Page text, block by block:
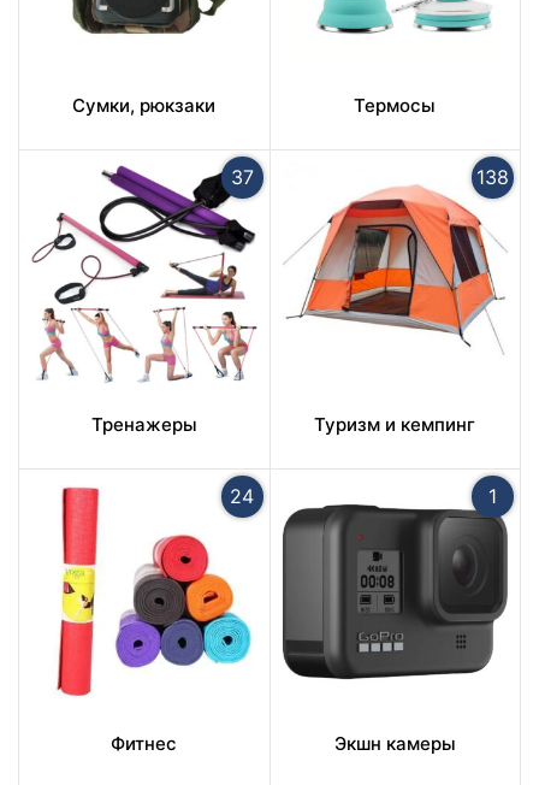
Сумки, рюкзаки Термосы
37
Тренажеры
138
Туризм и кемпинг
24
Фитнес
1
Экшн камеры